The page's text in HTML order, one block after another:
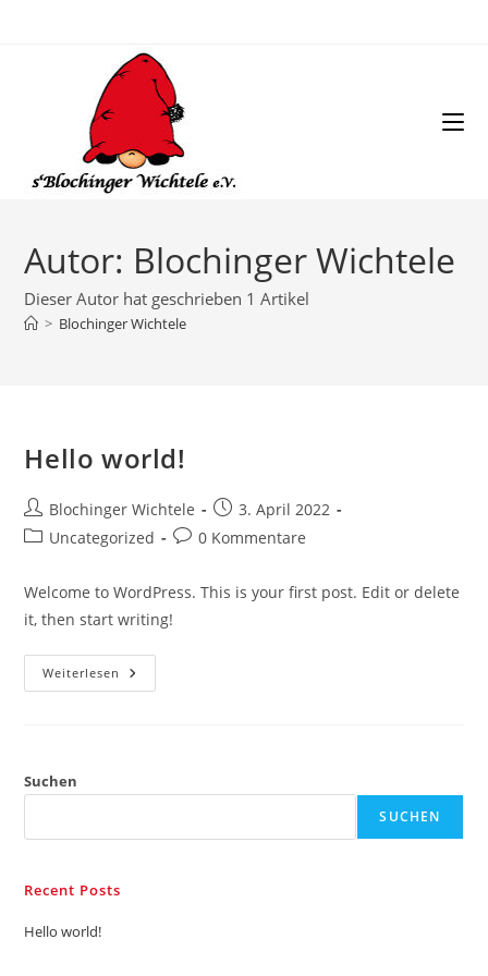
Autor: Blochinger Wichtele
Dieser Autor hat geschrieben 1 Artikel
> Blochinger Wichtele
Hello world!
Beitrags-
Autor:
Blochinger Wichtele
Beitrag
veröffentlicht:
3. April 2022
Beitrags-
Uncategorized
Beitrags-
0 Kommentare
Welcome to WordPress. This is your first post. Edit or delete
it, then start writing!
Weiterlesen Hello
World!
Suchen
SUCHEN
Recent Posts
Hello world!